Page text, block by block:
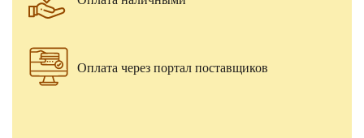
Оплата через портал поставщиков